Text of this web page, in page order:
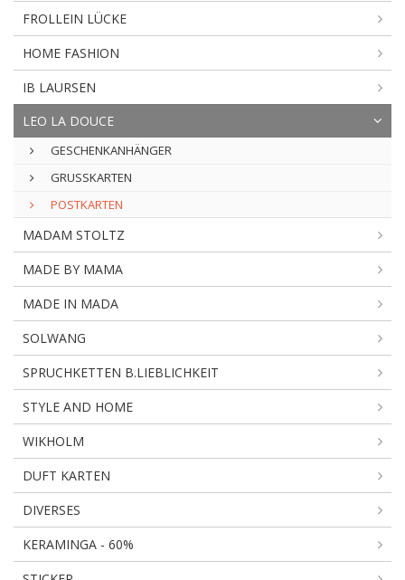
FROLLEIN LÜCKE
HOME FASHION
IB LAURSEN
LEO LA DOUCE
GESCHENKANHÄNGER
GRUSSKARTEN
POSTKARTEN
MADAM STOLTZ
MADE BY MAMA
MADE IN MADA
SOLWANG
SPRUCHKETTEN B.LIEBLICHKEIT
STYLE AND HOME
WIKHOLM
DUFT KARTEN
DIVERSES
KERAMINGA - 60%